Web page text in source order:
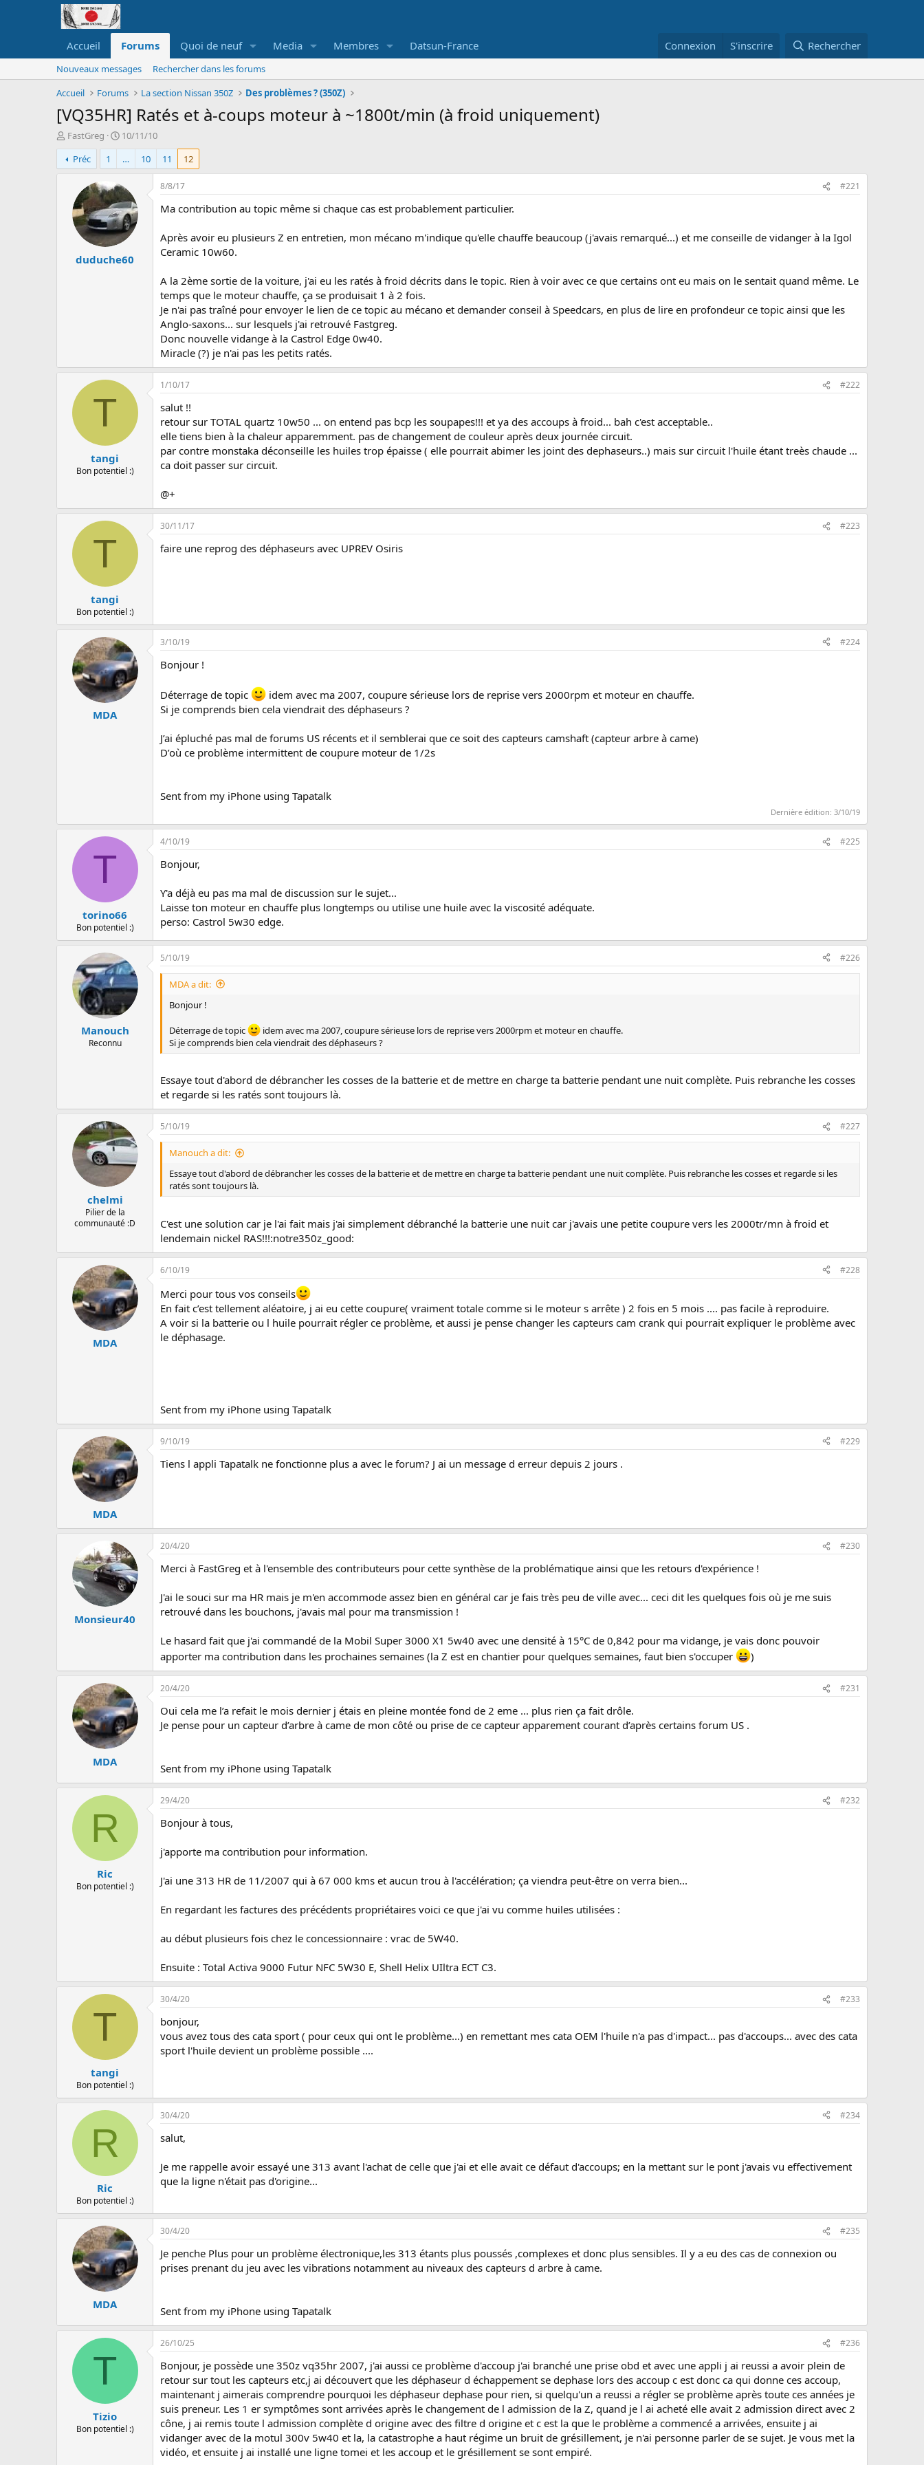
Accueil Forums Quoi de neuf Media Membres Datsun-France Connexion S'inscrire Rechercher
Nouveaux messages
Rechercher dans les forums
Accueil
Forums La section Nissan 350Z Des problèmes ? (350Z)
[VQ35HR] Ratés et à-coups moteur à ~1800t/min (à froid uniquement)
A
u
t
e
n
FastGreg
D
a
t
e
d
e
d
é
b
u
t
10/11/10
Préc
1 … 10 11 12
duduche60
8/8/17 #221
Ma contribution au topic même si chaque cas est probablement particulier.
Après avoir eu plusieurs Z en entretien, mon mécano m'indique qu'elle chauffe beaucoup (j'avais remarqué...) et me conseille de vidanger à la Igol
Ceramic 10w60.
A la 2ème sortie de la voiture, j'ai eu les ratés à froid décrits dans le topic. Rien à voir avec ce que certains ont eu mais on le sentait quand même. Le
temps que le moteur chauffe, ça se produisait 1 à 2 fois.
Je n'ai pas traîné pour envoyer le lien de ce topic au mécano et demander conseil à Speedcars, en plus de lire en profondeur ce topic ainsi que les
Anglo-saxons... sur lesquels j'ai retrouvé Fastgreg.
Donc nouvelle vidange à la Castrol Edge 0w40.
Miracle (?) je n'ai pas les petits ratés.
T
tangi
Bon potentiel :)
1/10/17 #222
salut !!
retour sur TOTAL quartz 10w50 ... on entend pas bcp les soupapes!!! et ya des accoups à froid... bah c'est acceptable..
elle tiens bien à la chaleur apparemment. pas de changement de couleur après deux journée circuit.
par contre monstaka déconseille les huiles trop épaisse ( elle pourrait abimer les joint des dephaseurs..) mais sur circuit l'huile étant treès chaude ...
ca doit passer sur circuit.
@+
T
tangi
Bon potentiel :)
30/11/17 #223
faire une reprog des déphaseurs avec UPREV Osiris
MDA
3/10/19 #224
Bonjour !
Déterrage de topic
idem avec ma 2007, coupure sérieuse lors de reprise vers 2000rpm et moteur en chauffe.
Si je comprends bien cela viendrait des déphaseurs ?
J’ai épluché pas mal de forums US récents et il semblerai que ce soit des capteurs camshaft (capteur arbre à came)
D’où ce problème intermittent de coupure moteur de 1/2s
Sent from my iPhone using Tapatalk
Dernière édition: 3/10/19
T
torino66
Bon potentiel :)
4/10/19 #225
Bonjour,
Y'a déjà eu pas ma mal de discussion sur le sujet...
Laisse ton moteur en chauffe plus longtemps ou utilise une huile avec la viscosité adéquate.
perso: Castrol 5w30 edge.
Manouch
Reconnu
5/10/19 #226
MDA a dit:
Bonjour !
Déterrage de topic
idem avec ma 2007, coupure sérieuse lors de reprise vers 2000rpm et moteur en chauffe.
Si je comprends bien cela viendrait des déphaseurs ?
Essaye tout d'abord de débrancher les cosses de la batterie et de mettre en charge ta batterie pendant une nuit complète. Puis rebranche les cosses
et regarde si les ratés sont toujours là.
chelmi
Pilier de la
communauté :D
5/10/19 #227
Manouch a dit:
Essaye tout d'abord de débrancher les cosses de la batterie et de mettre en charge ta batterie pendant une nuit complète. Puis rebranche les cosses et regarde si les
ratés sont toujours là.
C'est une solution car je l'ai fait mais j'ai simplement débranché la batterie une nuit car j'avais une petite coupure vers les 2000tr/mn à froid et
lendemain nickel RAS!!!:notre350z_good:
MDA
6/10/19 #228
Merci pour tous vos conseils
En fait c’est tellement aléatoire, j ai eu cette coupure( vraiment totale comme si le moteur s arrête ) 2 fois en 5 mois .... pas facile à reproduire.
A voir si la batterie ou l huile pourrait régler ce problème, et aussi je pense changer les capteurs cam crank qui pourrait expliquer le problème avec
le déphasage.
Sent from my iPhone using Tapatalk
MDA
9/10/19 #229
Tiens l appli Tapatalk ne fonctionne plus a avec le forum? J ai un message d erreur depuis 2 jours .
Monsieur40
20/4/20 #230
Merci à FastGreg et à l'ensemble des contributeurs pour cette synthèse de la problématique ainsi que les retours d'expérience !
J'ai le souci sur ma HR mais je m'en accommode assez bien en général car je fais très peu de ville avec... ceci dit les quelques fois où je me suis
retrouvé dans les bouchons, j'avais mal pour ma transmission !
Le hasard fait que j'ai commandé de la Mobil Super 3000 X1 5w40 avec une densité à 15°C de 0,842 pour ma vidange, je vais donc pouvoir
apporter ma contribution dans les prochaines semaines (la Z est en chantier pour quelques semaines, faut bien s'occuper
)
MDA
20/4/20 #231
Oui cela me l’a refait le mois dernier j étais en pleine montée fond de 2 eme ... plus rien ça fait drôle.
Je pense pour un capteur d’arbre à came de mon côté ou prise de ce capteur apparement courant d’après certains forum US .
Sent from my iPhone using Tapatalk
R
Ric
Bon potentiel :)
29/4/20 #232
Bonjour à tous,
j'apporte ma contribution pour information.
J'ai une 313 HR de 11/2007 qui à 67 000 kms et aucun trou à l'accélération; ça viendra peut-être on verra bien...
En regardant les factures des précédents propriétaires voici ce que j'ai vu comme huiles utilisées :
au début plusieurs fois chez le concessionnaire : vrac de 5W40.
Ensuite : Total Activa 9000 Futur NFC 5W30 E, Shell Helix UIltra ECT C3.
T
tangi
Bon potentiel :)
30/4/20 #233
bonjour,
vous avez tous des cata sport ( pour ceux qui ont le problème...) en remettant mes cata OEM l'huile n'a pas d'impact... pas d'accoups... avec des cata
sport l'huile devient un problème possible ....
R
Ric
Bon potentiel :)
30/4/20 #234
salut,
Je me rappelle avoir essayé une 313 avant l'achat de celle que j'ai et elle avait ce défaut d'accoups; en la mettant sur le pont j'avais vu effectivement
que la ligne n'était pas d'origine...
MDA
30/4/20 #235
Je penche Plus pour un problème électronique,les 313 étants plus poussés ,complexes et donc plus sensibles. Il y a eu des cas de connexion ou
prises prenant du jeu avec les vibrations notamment au niveaux des capteurs d arbre à came.
Sent from my iPhone using Tapatalk
T
Tizio
Bon potentiel :)
26/10/25 #236
Bonjour, je possède une 350z vq35hr 2007, j'ai aussi ce problème d'accoup j'ai branché une prise obd et avec une appli j ai reussi a avoir plein de
retour sur tout les capteurs etc,j ai découvert que les déphaseur d échappement se dephase lors des accoup c est donc ca qui donne ces accoup,
maintenant j aimerais comprendre pourquoi les déphaseur dephase pour rien, si quelqu'un a reussi a régler se problème après toute ces années je
suis preneur. Les 1 er symptômes sont arrivées après le changement de l admission de la Z, quand je l ai acheté elle avait 2 admission direct avec 2
cône, j ai remis toute l admission complète d origine avec des filtre d origine et c est la que le problème a commencé a arrivées, ensuite j ai
vidanger avec de la motul 300v 5w40 et la, la catastrophe a haut régime un bruit de grésillement, je n'ai personne parler de se sujet. Je vous met la
vidéo, et ensuite j ai installé une ligne tomei et les accoup et le grésillement se sont empiré.